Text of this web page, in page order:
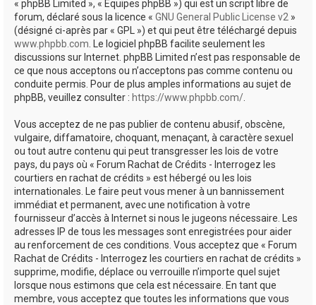
« phpBB Limited », « Équipes phpBB ») qui est un script libre de
forum, déclaré sous la licence « GNU General Public License v2 »
(désigné ci-après par « GPL ») et qui peut être téléchargé depuis
www.phpbb.com . Le logiciel phpBB facilite seulement les
discussions sur Internet. phpBB Limited n’est pas responsable de
ce que nous acceptons ou n’acceptons pas comme contenu ou
conduite permis. Pour de plus amples informations au sujet de
phpBB, veuillez consulter : https://www.phpbb.com/
Vous acceptez de ne pas publier de contenu abusif, obscène,
vulgaire, diffamatoire, choquant, menaçant, à caractère sexuel
ou tout autre contenu qui peut transgresser les lois de votre
pays, du pays où « Forum Rachat de Crédits - Interrogez les
courtiers en rachat de crédits » est hébergé ou les lois
internationales. Le faire peut vous mener à un bannissement
immédiat et permanent, avec une notification à votre
fournisseur d’accès à Internet si nous le jugeons nécessaire. Les
adresses IP de tous les messages sont enregistrées pour aider
au renforcement de ces conditions. Vous acceptez que « Forum
Rachat de Crédits - Interrogez les courtiers en rachat de crédits »
supprime, modifie, déplace ou verrouille n’importe quel sujet
lorsque nous estimons que cela est nécessaire. En tant que
membre, vous acceptez que toutes les informations que vous